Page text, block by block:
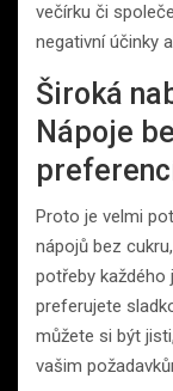
večírku či
negativní účinky
Široká
Nápoje
Proto je velmi
nápojů bez
potřeby každého
preferujete
můžete si být
vašim